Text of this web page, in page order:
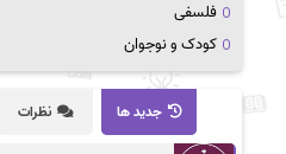
فلسفی
کودک و نوجوان
جدید ها نظرات